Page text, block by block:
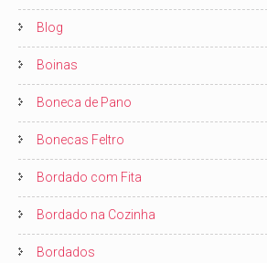
Blog
Boinas
Boneca de Pano
Bonecas Feltro
Bordado com Fita
Bordado na Cozinha
Bordados